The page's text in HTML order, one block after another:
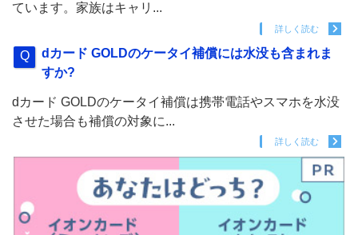
ています。家族はキャリ...
詳しく読む
dカード GOLDのケータイ補償には水没も含まれま
すか?
dカード GOLDのケータイ補償は携帯電話やスマホを水没
させた場合も補償の対象に...
詳しく読む